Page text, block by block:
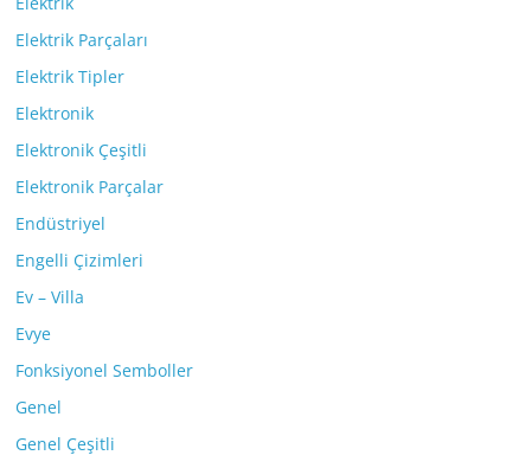
Elektrik Parçaları
Elektrik Tipler
Elektronik
Elektronik Çeşitli
Elektronik Parçalar
Endüstriyel
Engelli Çizimleri
Ev – Villa
Evye
Fonksiyonel Semboller
Genel
Genel Çeşitli